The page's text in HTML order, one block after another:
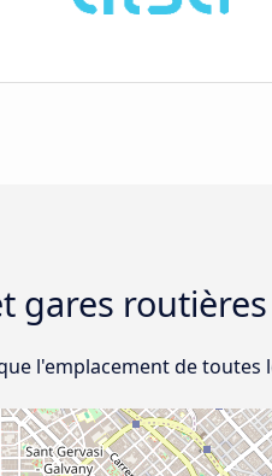
gares
l'emplacement de toutes